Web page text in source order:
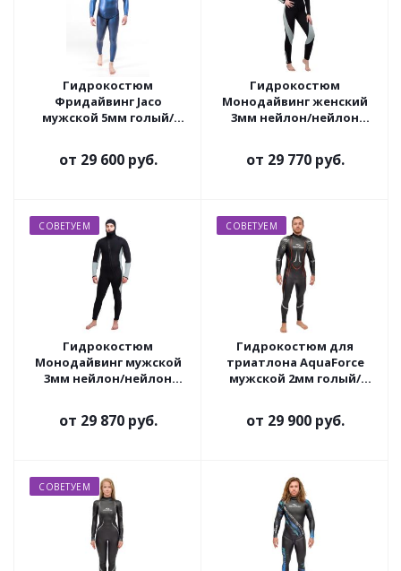
Гидрокостюм
Фридайвинг Jaco
мужской 5мм голый/
от 29 600 руб.
Гидрокостюм
Монодайвинг женский
3мм нейлон/нейлон
от 29 770 руб.
СОВЕТУЕМ
Гидрокостюм
Монодайвинг мужской
3мм нейлон/нейлон
от 29 870 руб.
СОВЕТУЕМ
Гидрокостюм для
триатлона AquaForce
мужской 2мм голый/
от 29 900 руб.
СОВЕТУЕМ